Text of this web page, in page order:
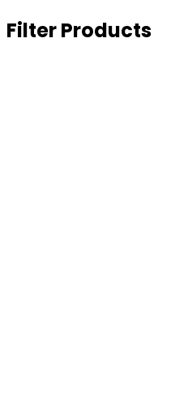
Filter Products